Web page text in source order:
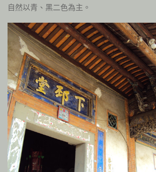
自然以青、黑二色為主。